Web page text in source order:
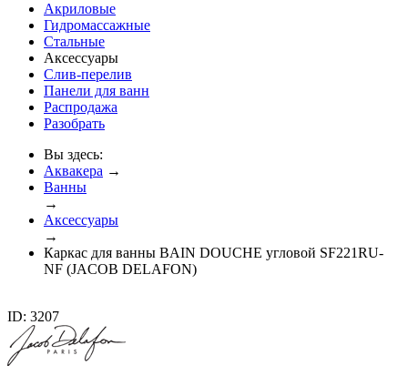
Акриловые
Гидромассажные
Стальные
Аксессуары
Слив-перелив
Панели для ванн
Распродажа
Разобрать
Вы здесь:
Аквакера →
Ванны
→
Аксессуары
→
Каркас для ванны BAIN DOUCHE угловой SF221RU-
NF (JACOB DELAFON)
ID: 3207